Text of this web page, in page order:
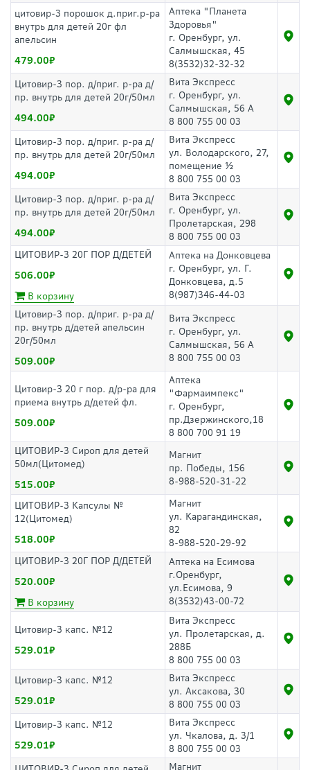
цитовир-3 порошок д.приг.р-ра
внутрь для детей 20г фл
апельсин
479.00
Аптека "Планета
Здоровья"
г. Оренбург, ул.
Салмышская, 45
8(3532)32-32-32
Цитовир-3 пор. д/приг. р-ра д/
пр. внутрь для детей 20г/50мл
494.00
Вита Экспресс
г. Оренбург, ул.
Салмышская, 56 А
8 800 755 00 03
Цитовир-3 пор. д/приг. р-ра д/
пр. внутрь для детей 20г/50мл
494.00
Вита Экспресс
ул. Володарского, 27,
помещение ½
8 800 755 00 03
Цитовир-3 пор. д/приг. р-ра д/
пр. внутрь для детей 20г/50мл
494.00
Вита Экспресс
г. Оренбург, ул.
Пролетарская, 298
8 800 755 00 03
ЦИТОВИР-3 20Г ПОР Д/ДЕТЕЙ
506.00
В корзину
Аптека на Донковцева
г. Оренбург, ул. Г.
Донковцева, д.5
8(987)346-44-03
Цитовир-3 пор. д/приг. р-ра д/
пр. внутрь д/детей апельсин
20г/50мл
509.00
Вита Экспресс
г. Оренбург, ул.
Салмышская, 56 А
8 800 755 00 03
Цитовир-3 20 г пор. д/р-ра для
приема внутрь д/детей фл.
509.00
Аптека
"Фармаимпекс"
г. Оренбург,
пр.Дзержинского,18
8 800 700 91 19
ЦИТОВИР-3 Сироп для детей
50мл(Цитомед)
515.00
Магнит
пр. Победы, 156
8-988-520-31-22
ЦИТОВИР-3 Капсулы №
12(Цитомед)
518.00
Магнит
ул. Карагандинская,
82
8-988-520-29-92
ЦИТОВИР-3 20Г ПОР Д/ДЕТЕЙ
520.00
В корзину
Аптека на Есимова
г.Оренбург,
ул.Есимова, 9
8(3532)43-00-72
Цитовир-3 капс. №12
529.01
Вита Экспресс
ул. Пролетарская, д.
288Б
8 800 755 00 03
Цитовир-3 капс. №12
529.01
Вита Экспресс
ул. Аксакова, 30
8 800 755 00 03
Цитовир-3 капс. №12
529.01
Вита Экспресс
ул. Чкалова, д. 3/1
8 800 755 00 03
Магнит